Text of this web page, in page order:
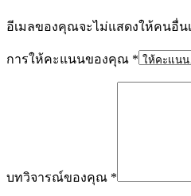
อีเมลของคุณจะไม่แสดงให้คนอื่น
การให้คะแนนของคุณ *
บทวิจารณ์ของคุณ *